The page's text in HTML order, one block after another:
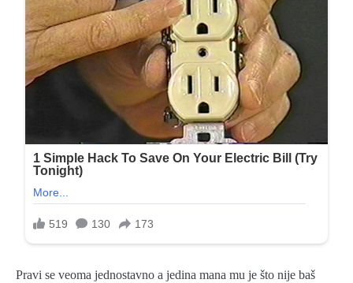
Pravi se veoma jednostavno a jedina mana mu je što nije baš